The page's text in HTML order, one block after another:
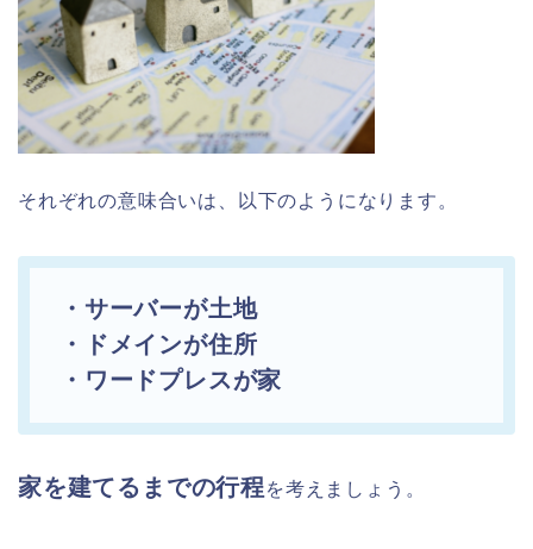
それぞれの意味合いは、以下のようになります。
・サーバーが土地
・ドメインが住所
・ワードプレスが家
家を建てるまでの行程を考えましょう。